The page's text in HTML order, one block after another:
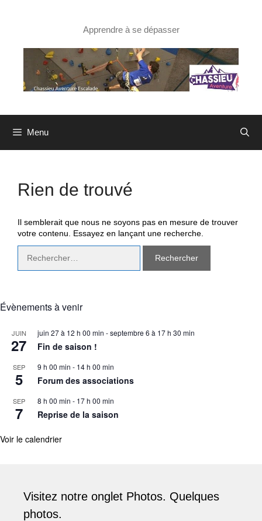
Apprendre à se dépasser
Menu
Rien de trouvé
Il semblerait que nous ne soyons pas en mesure de trouver
votre contenu. Essayez en lançant une recherche.
Évènements à venir
JUIN
27
juin 27 à 12 h 00 min -septembre 6 à 17 h 30 min
Fin de saison !
SEP
5
9 h 00 min - 14 h 00 min
Forum des associations
SEP
7
8 h 00 min - 17 h 00 min
Reprise de la saison
Voir le calendrier
Visitez notre onglet Photos. Quelques
photos.